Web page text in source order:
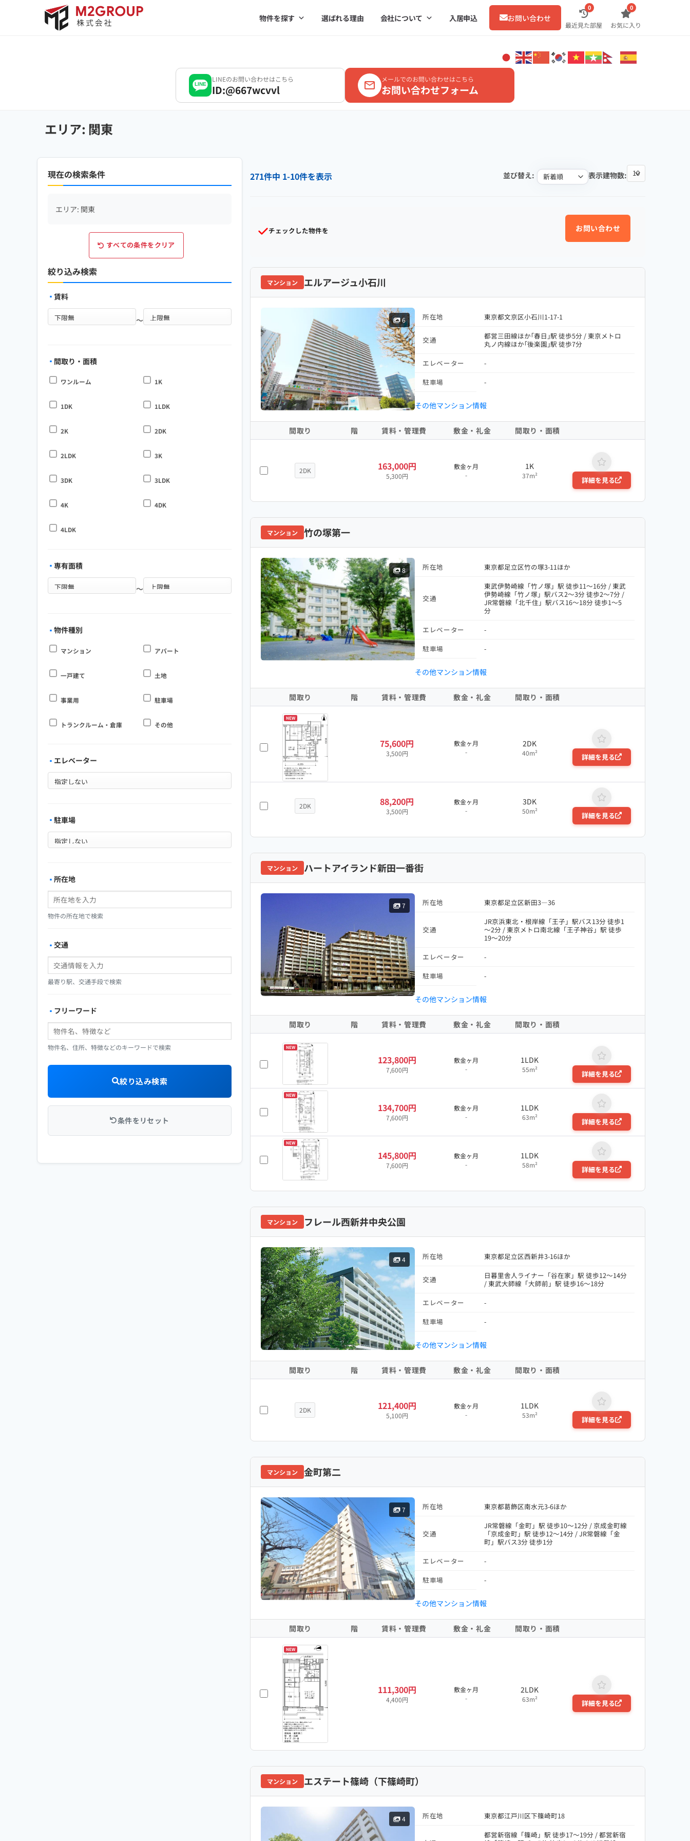
LINE
LINEのお問い合わせはこちら
ID:@667wcvvl
メールでのお問い合わせはこちら
お問い合わせフォーム
物件を探す 選ばれる理由 会社について 入居申込 お問い合わせ
0
最近見た部屋
0
お気に入り
エリア: 関東
現在の検索条件
エリア: 関東
すべての条件をクリア
絞り込み検索
賃料
～
間取り・面積
ワンルーム 1K
1DK 1LDK
2K 2DK
2LDK 3K
3DK 3LDK
4K 4DK
4LDK
専有面積
～
物件種別
マンション アパート
一戸建て 土地
事業用 駐車場
トランクルーム・倉庫 その他
エレベーター
駐車場
所在地
物件の所在地で検索
交通
最寄り駅、交通手段で検索
フリーワード
物件名、住所、特徴などのキーワードで検索
絞り込み検索
条件をリセット
271件中 1-10件を表示 並び替え: 表示建物数:
チェックした物件を お問い合わせ
マンション エルアージュ小石川
6 所在地 東京都文京区小石川1-17-1
交通
都営三田線ほか｢春日｣駅 徒歩5分 / 東京メトロ
丸ノ内線ほか｢後楽園｣駅 徒歩7分
エレベーター
-
駐車場
-
その他マンション情報
間取り 階 賃料・管理費 敷金・礼金 間取り・面積
2DK 163,000円
5,300円
敷金ヶ月
-
1K
37m² 詳細を見る
マンション 竹の塚第一
8 所在地 東京都足立区竹の塚3-11ほか
交通
東武伊勢崎線「竹ノ塚」駅 徒歩11～16分 / 東武
伊勢崎線「竹ノ塚」駅バス2～3分 徒歩2～7分 /
JR常磐線「北千住」駅バス16～18分 徒歩1～5
分
エレベーター
-
駐車場
-
その他マンション情報
間取り 階 賃料・管理費 敷金・礼金 間取り・面積
NEW
75,600円
3,500円
敷金ヶ月
-
2DK
40m² 詳細を見る
2DK 88,200円
3,500円
敷金ヶ月
-
3DK
50m² 詳細を見る
マンション ハートアイランド新田一番街
7 所在地 東京都足立区新田3―36
交通
JR京浜東北・根岸線「王子」駅バス13分 徒歩1
～2分 / 東京メトロ南北線「王子神谷」駅 徒歩
19～20分
エレベーター
-
駐車場
-
その他マンション情報
間取り 階 賃料・管理費 敷金・礼金 間取り・面積
NEW
123,800円
7,600円
敷金ヶ月
-
1LDK
55m² 詳細を見る
NEW
134,700円
7,600円
敷金ヶ月
-
1LDK
63m² 詳細を見る
NEW
145,800円
7,600円
敷金ヶ月
-
1LDK
58m² 詳細を見る
マンション フレール西新井中央公園
4 所在地 東京都足立区西新井3-16ほか
交通
日暮里舎人ライナー「谷在家」駅 徒歩12～14分
/ 東武大師線「大師前」駅 徒歩16～18分
エレベーター
-
駐車場
-
その他マンション情報
間取り 階 賃料・管理費 敷金・礼金 間取り・面積
2DK 121,400円
5,100円
敷金ヶ月
-
1LDK
53m² 詳細を見る
マンション 金町第二
7 所在地 東京都葛飾区南水元3-6ほか
交通
JR常磐線「金町」駅 徒歩10～12分 / 京成金町線
「京成金町」駅 徒歩12～14分 / JR常磐線「金
町」駅バス3分 徒歩1分
エレベーター
-
駐車場
-
その他マンション情報
間取り 階 賃料・管理費 敷金・礼金 間取り・面積
NEW
111,300円
4,400円
敷金ヶ月
-
2LDK
63m² 詳細を見る
マンション エステート篠崎（下篠崎町）
4 所在地 東京都江戸川区下篠崎町18
都営新宿線「篠崎」駅 徒歩17～19分 / 都営新宿